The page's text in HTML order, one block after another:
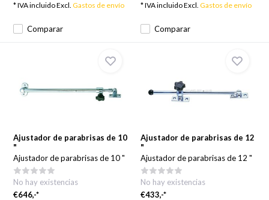
Comparar
* IVA incluido Excl.Gastos de envío
Comparar
* IVA incluido Excl. Gastos de envío
Ajustador de parabrisas de 10
"
Ajustador de parabrisas de 10 "
No hay existencias
€646,-*
Ajustador de parabrisas de 12
"
Ajustador de parabrisas de 12 "
No hay existencias
€433,-*